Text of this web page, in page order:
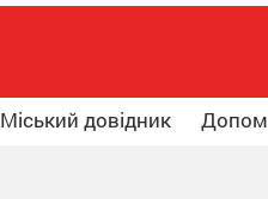
Міський довідник